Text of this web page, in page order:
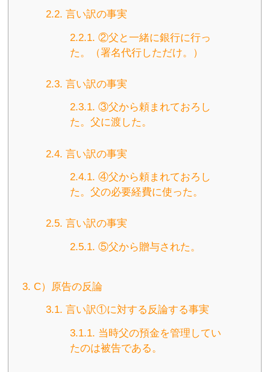
2.2. 言い訳の事実
2.2.1. ②父と一緒に銀行に行っ
た。（署名代行しただけ。）
2.3. 言い訳の事実
2.3.1. ③父から頼まれておろし
た。父に渡した。
2.4. 言い訳の事実
2.4.1. ④父から頼まれておろし
た。父の必要経費に使った。
2.5. 言い訳の事実
2.5.1. ⑤父から贈与された。
3. C）原告の反論
3.1. 言い訳①に対する反論する事実
3.1.1. 当時父の預金を管理してい
たのは被告である。